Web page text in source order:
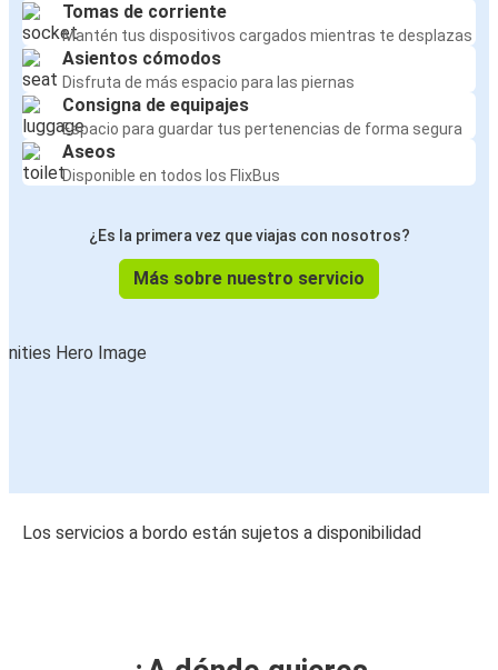
Tomas de corriente
Mantén tus dispositivos cargados mientras te desplazas
Asientos cómodos
Disfruta de más espacio para las piernas
Consigna de equipajes
Espacio para guardar tus pertenencias de forma segura
Aseos
Disponible en todos los FlixBus
¿Es la primera vez que viajas con nosotros?
Más sobre nuestro servicio
Los servicios a bordo están sujetos a disponibilidad